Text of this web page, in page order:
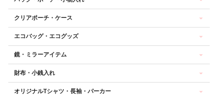
クリアポーチ・ケース
エコバッグ・エコグッズ
鏡・ミラーアイテム
財布・小銭入れ
オリジナルTシャツ・長袖・パーカー